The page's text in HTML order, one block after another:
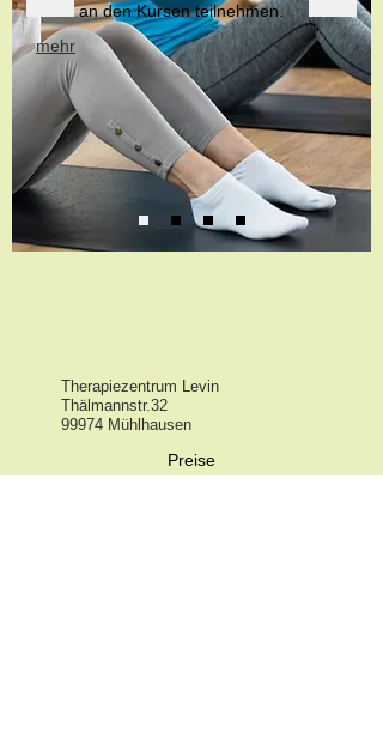
an den Kursen teilnehmen.
mehr
Therapiezentrum Levin
Thälmannstr.32
99974 Mühlhausen
Preise